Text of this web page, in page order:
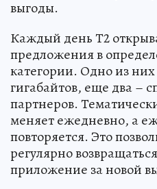
выгоды.
Каждый день Т2
предложения в
категории. Одно из
гигабайтов, еще два –
партнеров.
меняет ежедневно, а
повторяется. Это
регулярно
приложение за новой